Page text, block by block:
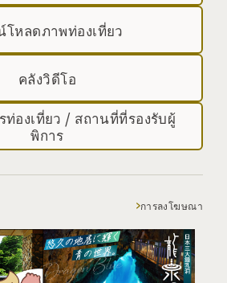
โหลดภาพท่องเที่ยว
คลังวิดีโอ
องเที่ยว / สถานที่ที่รองรับผู้
พิการ
การลงโฆษณา